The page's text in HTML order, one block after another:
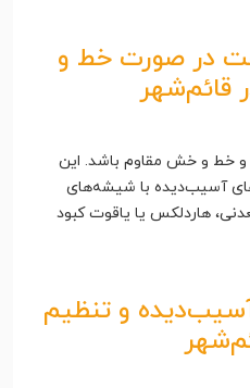
در صورت خط و
و خط و خش مقاوم باشد. این
آسیب‌دیده با شیشه‌های
هاردلکس یا یاقوت کبود
و تنظیم